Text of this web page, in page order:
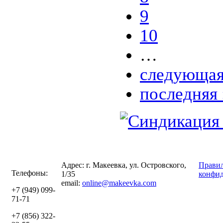
9
10
…
последняя
Телефоны:
+7 (949) 099-
71-71
+7 (856) 322-
Адрес: г. Макеевка, ул. Островского,
1/35
email: online@makeevka.com